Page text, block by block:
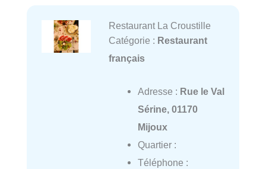
Restaurant La Croustille
Catégorie : Restaurant
français
Adresse : Rue le Val
Sérine, 01170
Mijoux
Quartier :
Téléphone :